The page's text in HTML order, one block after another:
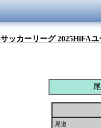
ッカーリーグ 2025HiFA
尾道